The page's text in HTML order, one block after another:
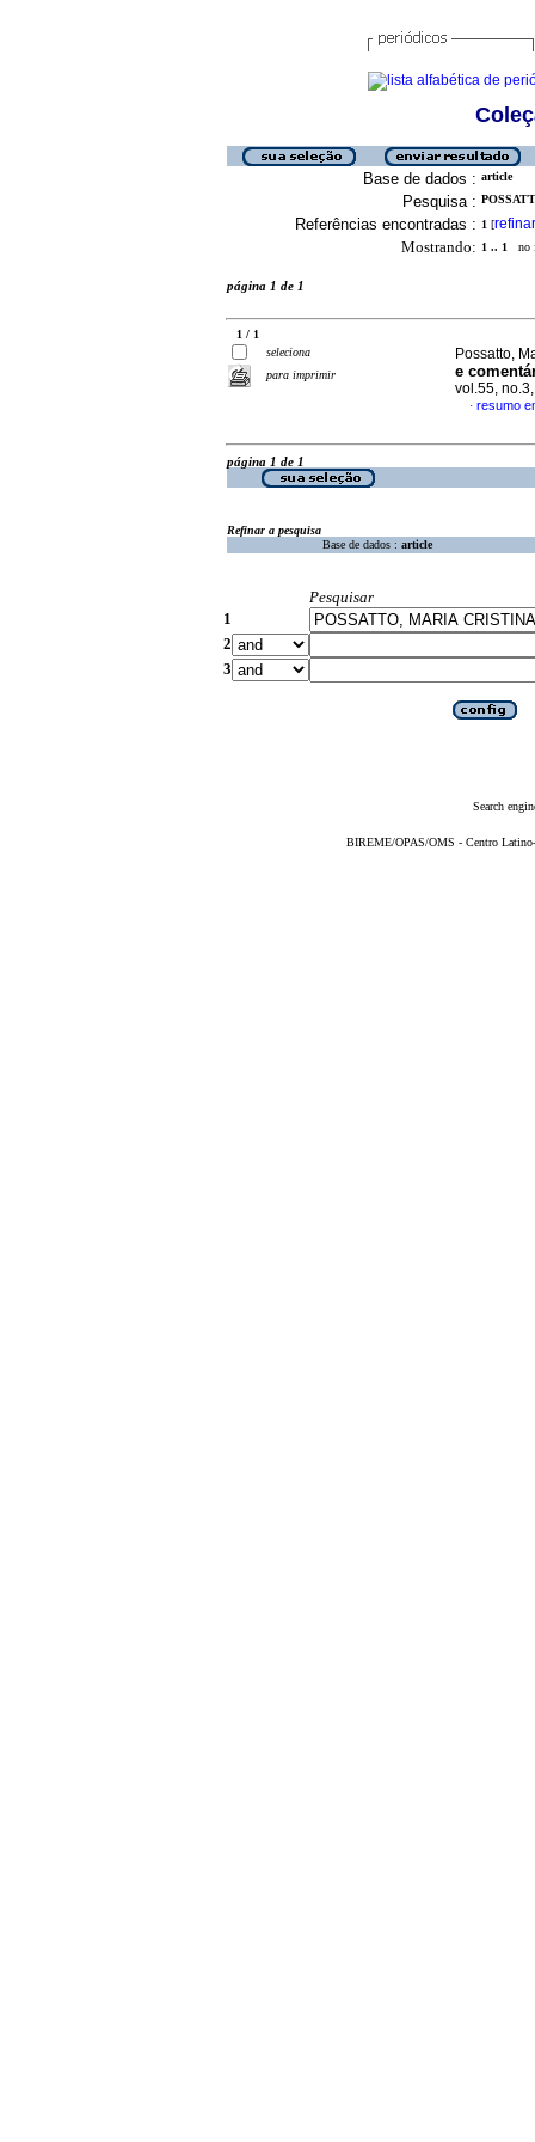
Base de dados : article
Pesquisa :
Referências encontradas : 1 [refinar
Mostrando: 1 .. 1 no
página 1 de 1
1 / 1
seleciona
para imprimir
Possatto,
e
vol.55,
· resumo
página 1 de 1
Refinar a pesquisa
Base de dados : article
Pesquisar
1
2
3
Search
BIREME/OPAS/OMS - Centro Latino-